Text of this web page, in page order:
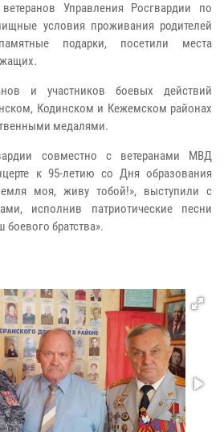
Управления Росгвардии по
условия проживания родителей
подарки, посетили места
и участников боевых действий
Кодинском и Кежемском районах
медалями.
совместно с ветеранами МВД
к 95-летию со Дня образования
моя, живу тобой!», выступили с
исполнив патриотические песни
братства».